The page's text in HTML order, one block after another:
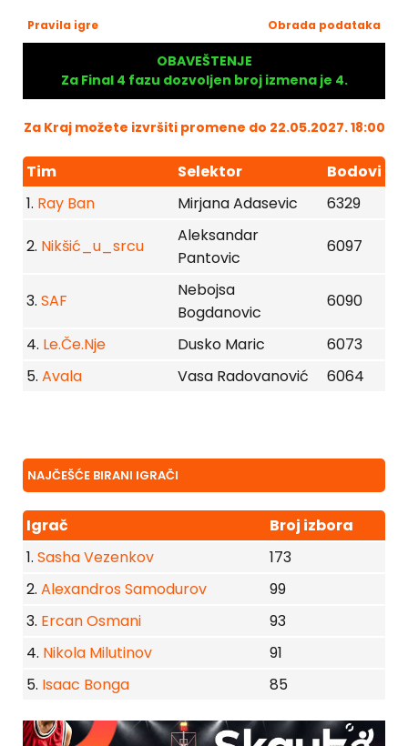
Pravila igre Obrada podataka
OBAVEŠTENJE
Za Final 4 fazu dozvoljen broj izmena je 4.
Za Kraj možete izvršiti promene do 22.05.2027. 18:00
Tim Selektor
Bodovi
1. Ray Ban Mirjana Adasevic 6329
2. Nikšić_u_srcu
Aleksandar
Pantovic
6097
3. SAF
Nebojsa
Bogdanovic
6090
4. Le.Če.Nje Dusko Maric
6073
5. Avala Vasa Radovanović 6064
NAJČEŠĆE BIRANI IGRAČI
Igrač
Broj izbora
1. Sasha Vezenkov
173
2. Alexandros Samodurov
99
3. Ercan Osmani
93
4. Nikola Milutinov
91
5. Isaac Bonga 85